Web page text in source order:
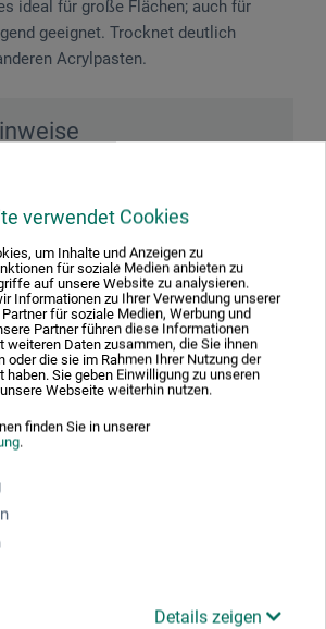
verwendet Cookies
um Inhalte und Anzeigen zu
für soziale Medien anbieten zu
auf unsere Website zu analysieren.
Informationen zu Ihrer Verwendung unserer
für soziale Medien, Werbung und
Partner führen diese Informationen
weiteren Daten zusammen, die Sie ihnen
oder die sie im Rahmen Ihrer Nutzung der
haben. Sie geben Einwilligung zu unseren
Webseite weiterhin nutzen.
finden Sie in unserer
.
Details zeigen
ideal für große Flächen; auch für
geeignet. Trocknet deutlich
Acrylpasten.
2-methyl-4-isothiazol-3-on, 2-
Reaktionen hervorrufen.
(0)
erste Bewertung zu diesem Produkt